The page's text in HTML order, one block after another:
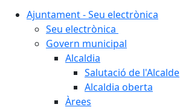
Ajuntament - Seu electrònica
Seu electrònica
Govern municipal
Alcaldia
Salutació de l'Alcalde
Alcaldia oberta
Àrees